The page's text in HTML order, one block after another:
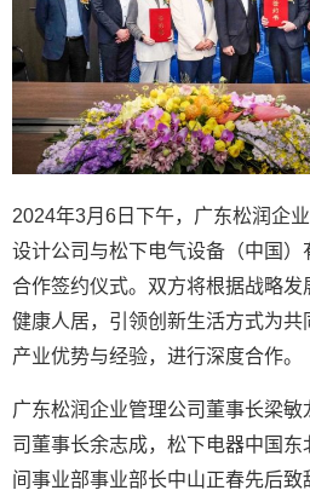
2024年3月6日下午，广东松润企
设计公司与松下电气设备（中国
合作签约仪式。双方将根据战略
健康人居，引领创新生活方式为
产业优势与经验，进行深度合作。
广东松润企业管理公司董事长梁
司董事长余志成，松下电器中国
间事业部事业部长中山正春先后